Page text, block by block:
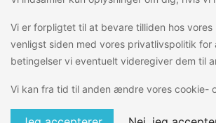
Vi er forpligtet til at bevare tilliden hos
venligst siden med vores privatlivspolitik
betingelser vi eventuelt videregiver dem til
Vi kan fra tid til anden ændre vores cookie-